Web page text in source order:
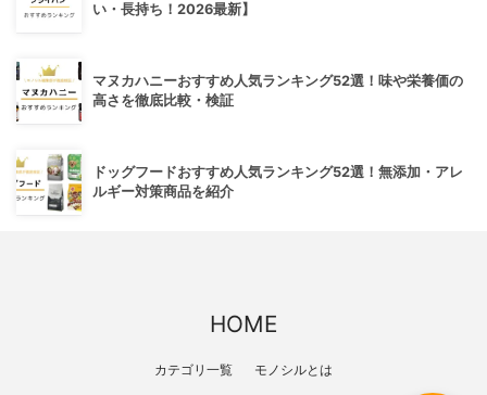
い・長持ち！2026最新】
マヌカハニーおすすめ人気ランキング52選！味や栄養価の
高さを徹底比較・検証
ドッグフードおすすめ人気ランキング52選！無添加・アレ
ルギー対策商品を紹介
HOME
カテゴリ一覧 モノシルとは